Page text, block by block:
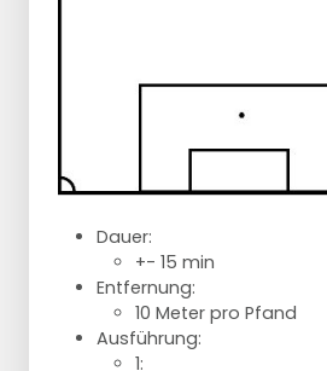
Dauer:
+- 15 min
Entfernung:
10 Meter pro Pfand
Ausführung:
1: